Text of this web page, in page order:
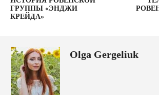
ГРУППЫ «ЭНДЖИ
КРЕЙДА»
Olga Gergeliuk